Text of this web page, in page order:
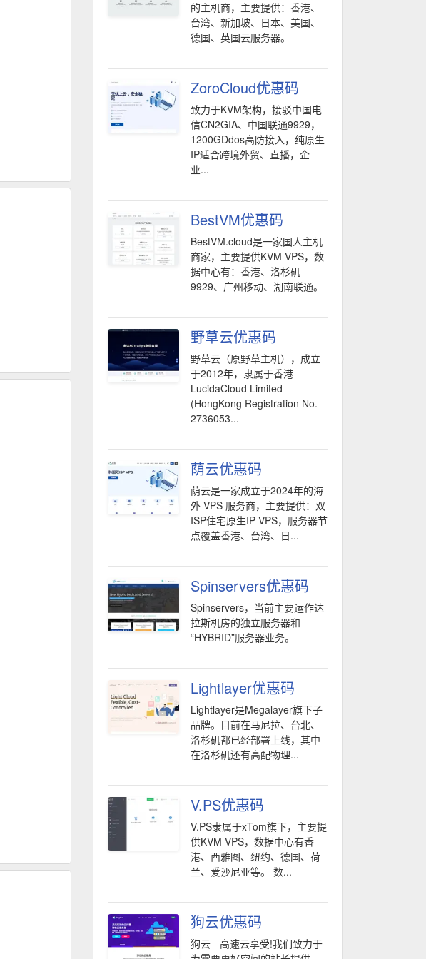
的主机商，主要提供：香港、
台湾、新加坡、日本、美国、
德国、英国云服务器。
ZoroCloud优惠码
致力于KVM架构，接驳中国电
信CN2GIA、中国联通9929，
1200GDdos高防接入，纯原生
IP适合跨境外贸、直播，企
业...
BestVM优惠码
BestVM.cloud是一家国人主机
商家，主要提供KVM VPS，数
据中心有：香港、洛杉矶
9929、广州移动、湖南联通。
野草云优惠码
野草云（原野草主机），成立
于2012年，隶属于香港
LucidaCloud Limited
(HongKong Registration No.
2736053...
荫云优惠码
荫云是一家成立于2024年的海
外 VPS 服务商，主要提供：双
ISP住宅原生IP VPS，服务器节
点覆盖香港、台湾、日...
Spinservers优惠码
Spinservers，当前主要运作达
拉斯机房的独立服务器和
“HYBRID”服务器业务。
Lightlayer优惠码
Lightlayer是Megalayer旗下子
品牌。目前在马尼拉、台北、
洛杉矶都已经部署上线，其中
在洛杉矶还有高配物理...
V.PS优惠码
V.PS隶属于xTom旗下，主要提
供KVM VPS，数据中心有香
港、西雅图、纽约、德国、荷
兰、爱沙尼亚等。 数...
狗云优惠码
狗云 - 高速云享受!我们致力于